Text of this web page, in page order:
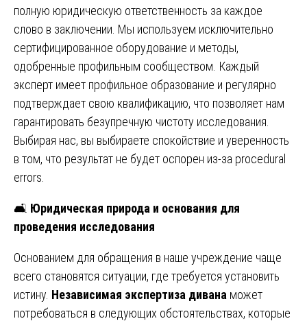
полную юридическую ответственность за каждое
слово в заключении. Мы используем исключительно
сертифицированное оборудование и методы,
одобренные профильным сообществом. Каждый
эксперт имеет профильное образование и регулярно
подтверждает свою квалификацию, что позволяет нам
гарантировать безупречную чистоту исследования.
Выбирая нас, вы выбираете спокойствие и уверенность
в том, что результат не будет оспорен из-за procedural
errors.
🛋️ Юридическая природа и основания для
проведения исследования
Основанием для обращения в наше учреждение чаще
всего становятся ситуации, где требуется установить
истину. Независимая экспертиза дивана может
потребоваться в следующих обстоятельствах, которые